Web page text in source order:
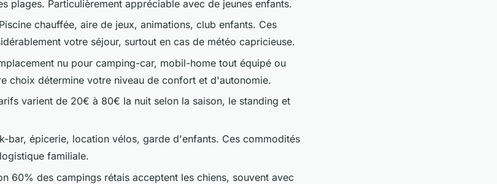
plages. Particulièrement appréciable avec de jeunes enfants.
chauffée, aire de jeux, animations, club enfants. Ces
votre séjour, surtout en cas de météo capricieuse.
nu pour camping-car, mobil-home tout équipé ou
choix détermine votre niveau de confort et d'autonomie.
varient de 20€ à 80€ la nuit selon la saison, le standing et
bar, épicerie, location vélos, garde d'enfants. Ces commodités
familiale.
60% des campings rétais acceptent les chiens, souvent avec